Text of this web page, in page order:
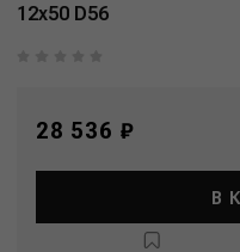
12x50 D56
28 536 ₽
В